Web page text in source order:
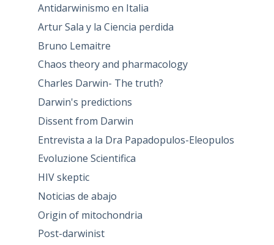
Antidarwinismo en Italia
Artur Sala y la Ciencia perdida
Bruno Lemaitre
Chaos theory and pharmacology
Charles Darwin- The truth?
Darwin's predictions
Dissent from Darwin
Entrevista a la Dra Papadopulos-Eleopulos
Evoluzione Scientifica
HIV skeptic
Noticias de abajo
Origin of mitochondria
Post-darwinist